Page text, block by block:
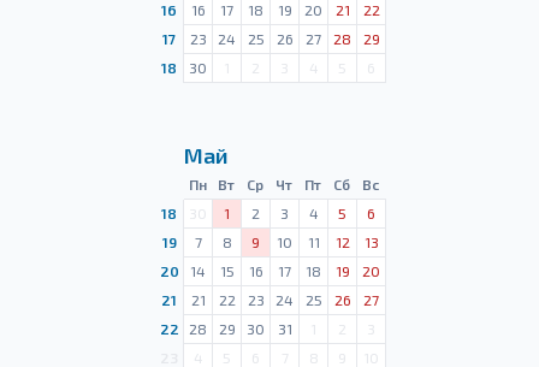
16
16 17 18 19 20 21
22
17
23 24 25 26 27 28
29
18
30 1 2 3 4 5 6
Май
Пн Вт Ср Чт Пт Сб
Вс
18
30 1 2 3 4 5
6
19
7 8 9 10 11 12
13
20
14 15 16 17 18 19
20
21
21 22 23 24 25 26
27
22
28 29 30 31 1 2
3
4 5 6 7 8 9 10